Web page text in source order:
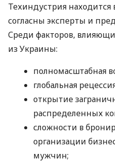
Техиндустрия
согласны эксперты и
Среди факторов,
из Украины:
полномасштабная
глобальная
открытие
распределенных
сложности в
организации
мужчин;